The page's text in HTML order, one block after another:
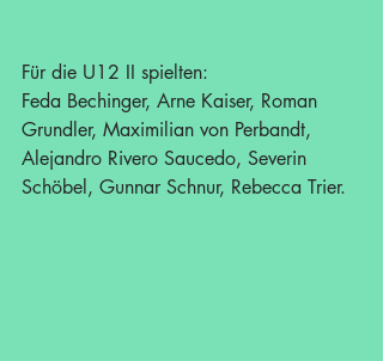
Für die U12 II spielten:
Feda Bechinger, Arne Kaiser, Roman
Grundler, Maximilian von Perbandt,
Alejandro Rivero Saucedo, Severin
Schöbel, Gunnar Schnur, Rebecca Trier.